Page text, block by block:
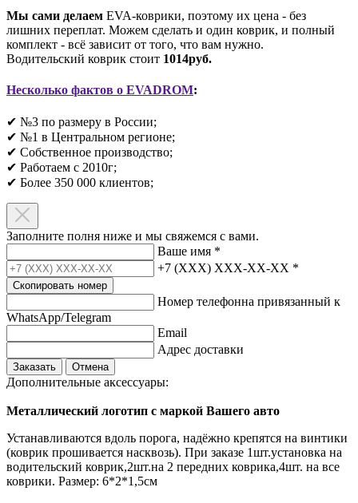
Мы сами делаем EVA-коврики, поэтому их цена - без
лишних переплат. Можем сделать и один коврик, и полный
комплект - всё зависит от того, что вам нужно.
Водительский коврик стоит 1014руб.
Несколько фактов о EVADROM:
✔ №3 по размеру в России;
✔ №1 в Центральном регионе;
✔ Собственное производство;
✔ Работаем с 2010г;
✔ Более 350 000 клиентов;​
Заполните полня ниже и мы свяжемся с вами.
Ваше имя *
+7 (XXX) XXX-XX-XX *
Скопировать номер
Номер телефонна привязанный к
WhatsApp/Telegram
Email
Адрес доставки
Заказать Отмена
Дополнительные аксессуары:
Металлический логотип с маркой Вашего авто
Устанавливаются вдоль порога, надёжно крепятся на винтики
(коврик прошивается насквозь). При заказе 1шт.установка на
водительский коврик,2шт.на 2 передних коврика,4шт. на все
коврики. Размер: 6*2*1,5см